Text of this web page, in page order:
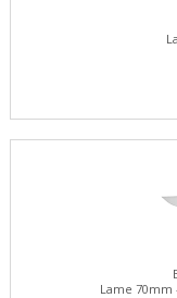
Lame